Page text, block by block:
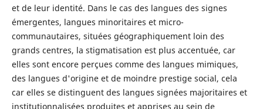
et de leur identité. Dans le cas des langues des signes
émergentes, langues minoritaires et micro-
communautaires, situées géographiquement loin des
grands centres, la stigmatisation est plus accentuée, car
elles sont encore perçues comme des langues mimiques,
des langues d'origine et de moindre prestige social, cela
car elles se distinguent des langues signées majoritaires et
institutionnalisées produites et apprises au sein de